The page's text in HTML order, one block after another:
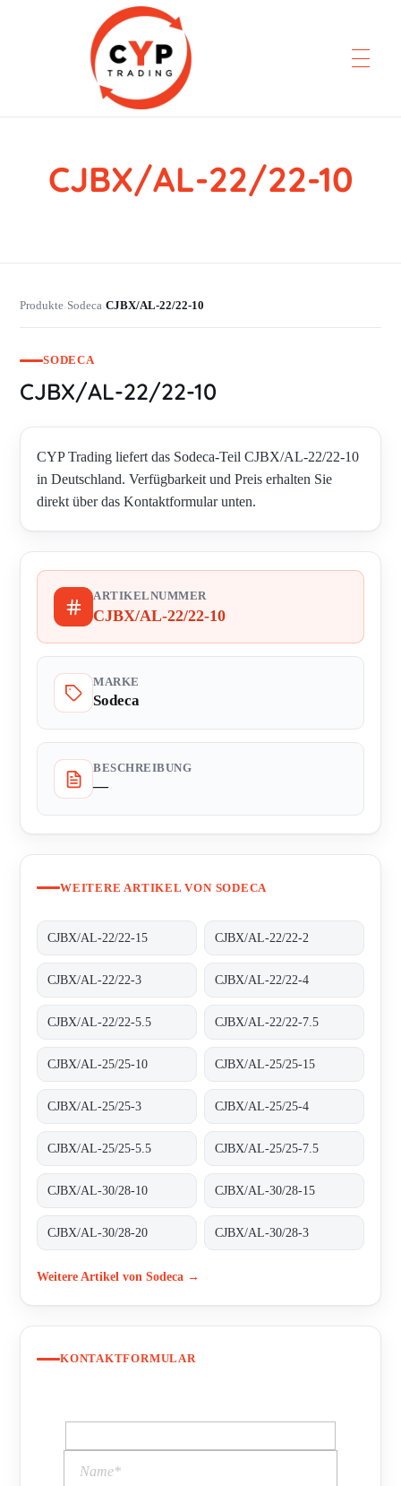
CYP Trading
Professionelle Ersatzteilbeschaffung
CJBX/AL-22/22-10
Produkte›Sodeca›CJBX/AL-22/22-10
SODECA
CJBX/AL-22/22-10
CYP Trading liefert das Sodeca-Teil CJBX/AL-22/22-10
in Deutschland. Verfügbarkeit und Preis erhalten Sie
direkt über das Kontaktformular unten.
ARTIKELNUMMER
CJBX/AL-22/22-10
MARKE
Sodeca
BESCHREIBUNG
—
WEITERE ARTIKEL VON SODECA
CJBX/AL-22/22-15 CJBX/AL-22/22-2
CJBX/AL-22/22-3 CJBX/AL-22/22-4
CJBX/AL-22/22-5.5 CJBX/AL-22/22-7.5
CJBX/AL-25/25-10 CJBX/AL-25/25-15
CJBX/AL-25/25-3 CJBX/AL-25/25-4
CJBX/AL-25/25-5.5 CJBX/AL-25/25-7.5
CJBX/AL-30/28-10 CJBX/AL-30/28-15
CJBX/AL-30/28-20 CJBX/AL-30/28-3
Weitere Artikel von Sodeca →
KONTAKTFORMULAR